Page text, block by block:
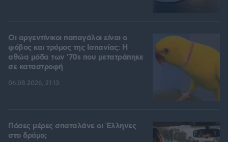
Οι αργεντίνικοι παπαγάλοι είναι ο
φόβος και τρόμος της Ισπανίας: Η
αθώα μόδα των '70s που μετατράπηκε
σε καταστροφή
06.08.2026, 21:13
Πόσες μέρες σπαταλάνε οι Έλληνες
στο δρόμο;